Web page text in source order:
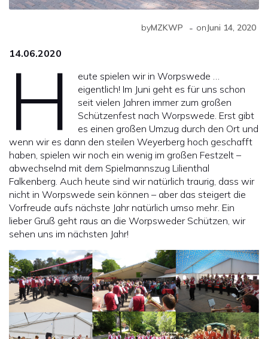
byMZKWP - onJuni 14, 2020
14.06.2020
H
eute spielen wir in Worpswede …
eigentlich! Im Juni geht es für uns schon
seit vielen Jahren immer zum großen
Schützenfest nach Worpswede. Erst gibt
es einen großen Umzug durch den Ort und
wenn wir es dann den steilen Weyerberg hoch geschafft
haben, spielen wir noch ein wenig im großen Festzelt –
abwechselnd mit dem Spielmannszug Lilienthal
Falkenberg. Auch heute sind wir natürlich traurig, dass wir
nicht in Worpswede sein können – aber das steigert die
Vorfreude aufs nächste Jahr natürlich umso mehr. Ein
lieber Gruß geht raus an die Worpsweder Schützen, wir
sehen uns im nächsten Jahr!